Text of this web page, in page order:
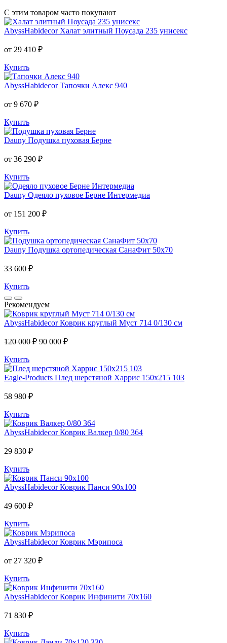
С этим товаром часто покупают
AbyssHabidecor Халат элитный Поусада 235 унисекс
от 29 410 ₽
Купить
AbyssHabidecor Тапочки Алекс 940
от 9 670 ₽
Купить
Dauny Подушка пуховая Берне
от 36 290 ₽
Купить
Dauny Одеяло пуховое Берне Интермедиа
от 151 200 ₽
Купить
Dauny Подушка ортопедическая СанаФит 50х70
33 600 ₽
Купить
Рекомендуем
AbyssHabidecor Коврик круглый Муст 714 0/130 см
120 000 ₽ 90 000 ₽
Купить
Eagle-Products Плед шерстяной Харрис 150х215 103
58 980 ₽
Купить
AbyssHabidecor Коврик Валкер 0/80 364
29 830 ₽
Купить
AbyssHabidecor Коврик Панси 90х100
49 600 ₽
Купить
AbyssHabidecor Коврик Мэрипоса
от 27 320 ₽
Купить
AbyssHabidecor Коврик Инфинити 70х160
71 830 ₽
Купить